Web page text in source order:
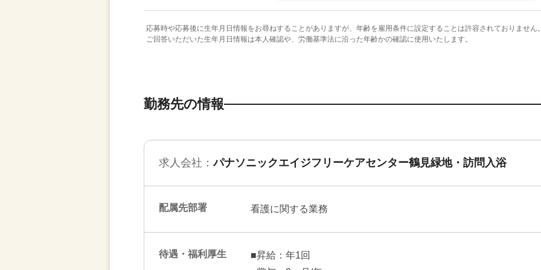
応募時や応募後に生年月日情報をお尋ねすることがありますが、年齢を雇用条件に設定することは許容されておりません
ご回答いただいた生年月日情報は本人確認や、労働基準法に沿った年齢かの確認に使用いたします。
勤務先の情報
求人会社：パナソニックエイジフリーケアセンター鶴見緑地・訪問入浴
配属先部署 看護に関する業務
待遇・福利厚生
■昇給：年1回